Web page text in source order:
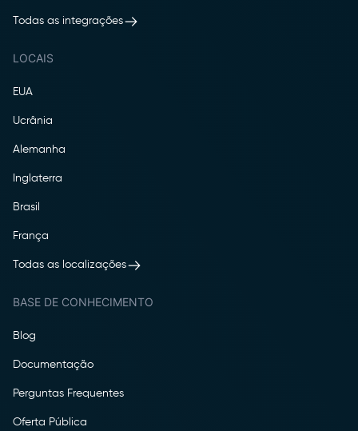
Todas as integrações
LOCAIS
EUA
Ucrânia
Alemanha
Inglaterra
Brasil
França
Todas as localizações
BASE DE CONHECIMENTO
Blog
Documentação
Perguntas Frequentes
Oferta Pública